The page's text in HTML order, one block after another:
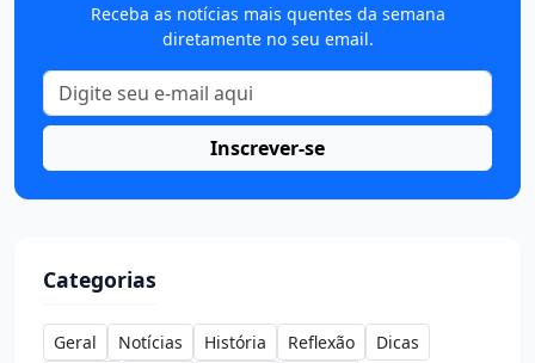
Receba as notícias mais quentes da semana
diretamente no seu email.
Inscrever-se
Categorias
Geral Notícias História Reflexão
Dicas